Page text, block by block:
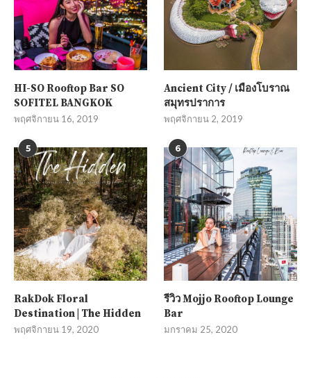
HI-SO Rooftop Bar SO
SOFITEL BANGKOK
พฤศจิกายน 16, 2019
Ancient City / เมืองโบราณ
สมุทรปราการ
พฤศจิกายน 2, 2019
5
RakDok Floral
Destination | The Hidden
พฤศจิกายน 19, 2020
6
รีวิว Mojjo Rooftop Lounge
Bar
มกราคม 25, 2020